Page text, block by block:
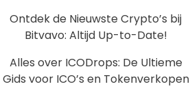
Ontdek de Nieuwste Crypto’s bij
Bitvavo: Altijd Up-to-Date!
Alles over ICODrops: De Ultieme
Gids voor ICO’s en Tokenverkopen